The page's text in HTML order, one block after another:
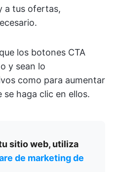
a tus ofertas,
los botones CTA
y sean lo
como para aumentar
se haga clic en ellos.
sitio web, utiliza
de marketing de